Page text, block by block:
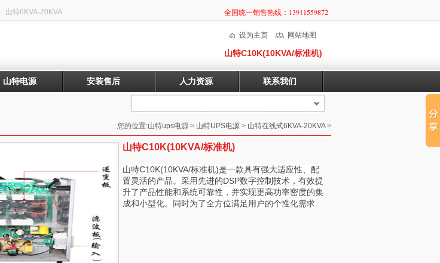
全国统一销售热线：13911559872
山特6KVA-20KVA
网站地图
设为主页
山特C10K(10KVA/标准机)
山特电源 安装售后 人力资源 联系我们
您的位置:山特ups电源 > 山特UPS电源 > 山特在线式6KVA-20KVA>
山特C10K(10KVA/标准机)
山特C10K(10KVA/标准机)是一款具有强大适应性、配
置灵活的产品。采用先进的DSP数字控制技术，有效提
升了产品性能和系统可靠性，并实现更高功率密度的集
成和小型化。同时为了全方位满足用户的个性化需求